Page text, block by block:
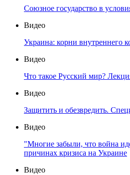
Союзное государство в
Видео
Украина: корни внутреннего
Видео
Что такое Русский мир?
Видео
Защитить и обезвредить.
Видео
"Многие забыли, что война
причинах кризиса на Украине
Видео